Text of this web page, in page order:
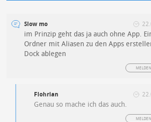
Slow mo
im Prinzip geht das ja auch ohne App.
Ordner mit Aliasen zu den Apps
Dock ablegen
MELDEN
Flohrian
Genau so mache ich das auch.
MELDEN